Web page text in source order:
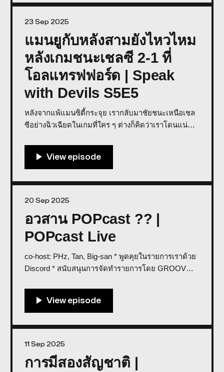
แมนยูกับหลังสามยังไหวไหม
หลังเกมชนะเชลซี 2-1 ที่
โอลแทรฟฟอร์ด | Speak
with Devils S5E5
หลังจากแพ้แมนซิตี้กระจุย เรากลับมาชัยชนะเหนือเชล
ซีอย่างฉิวเฉียดในเกมที่ใคร ๆ ต่างก็คิดว่าเราโดนแน่
(https://discord.gg/WPAF4yCfBx) - สนับสนุนการจัดทำ
ยู
23 Sep 2025
อวสาน POPcast ?? |
POPcast Live
co-host: PHz, Tan, Big-san * พูดคุยในรายการเราด้วย
Discord * สนับสนุนการจัดทำรายการโดย GROOV
20 Sep 2025
การมีสองสัญชาติ |
11 Sep 2025